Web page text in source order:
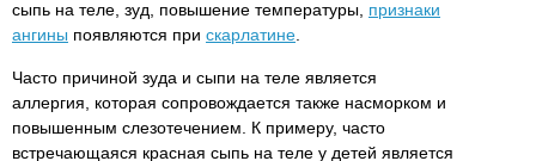
сыпь на теле, зуд, повышение температуры, признаки
ангины появляются при скарлатине
Часто причиной зуда и сыпи на теле является
аллергия, которая сопровождается также насморком и
повышенным слезотечением. К примеру, часто
встречающаяся красная сыпь на теле у детей является